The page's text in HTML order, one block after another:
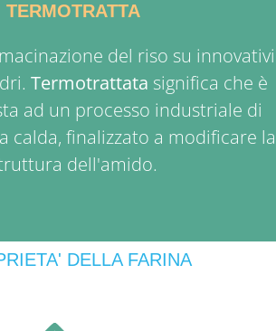
TERMOTRATTA
del riso su innovativi
Termotrattata significa che è
ad un processo industriale di
calda, finalizzato a modificare la
dell'amido.
DELLA FARINA